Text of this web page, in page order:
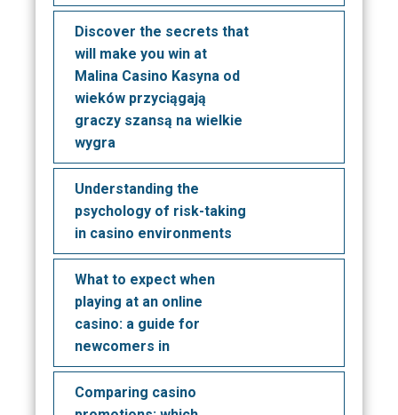
Discover the secrets that
will make you win at
Malina Casino Kasyna od
wieków przyciągają
graczy szansą na wielkie
wygra
Understanding the
psychology of risk-taking
in casino environments
What to expect when
playing at an online
casino: a guide for
newcomers in
Comparing casino